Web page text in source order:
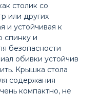
столик со
или других
и устойчивая к
спинку и
безопасности
обивки устойчив
Крышка стола
содержания
компактно, не